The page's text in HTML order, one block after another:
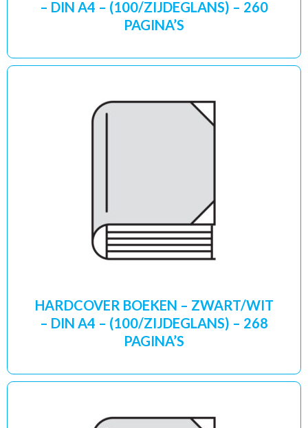
– DIN A4 – (100/ZIJDEGLANS) – 260
PAGINA’S
HARDCOVER BOEKEN – ZWART/WIT
– DIN A4 – (100/ZIJDEGLANS) – 268
PAGINA’S